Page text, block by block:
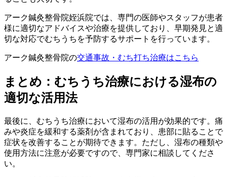
アーク鍼灸整骨院姪浜院では、専門の医師やスタッフが患者
様に適切なアドバイスや治療を提供しており、早期発見と適
切な対応でむちうちを予防するサポートを行っています。
アーク鍼灸整骨院の交通事故・むち打ち治療はこちら
まとめ：むちうち治療における湿布の
適切な活用法
最後に、むちうち治療において湿布の活用が効果的です。痛
みや炎症を緩和する薬剤が含まれており、患部に貼ることで
症状を改善することが期待できます。ただし、湿布の種類や
使用方法に注意が必要ですので、専門家に相談してくださ
い。